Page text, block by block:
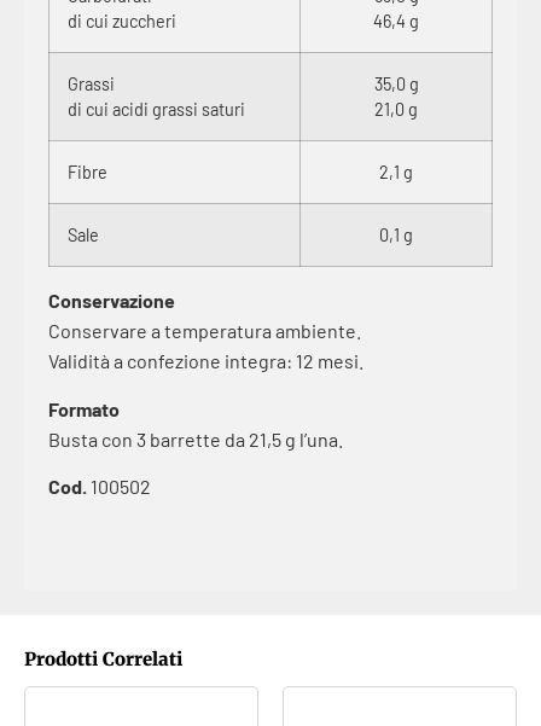
di cui zuccheri
46,4 g
Grassi
di cui acidi grassi saturi
35,0 g
21,0 g
Fibre 2,1 g
Sale 0,1 g
Conservazione
Conservare a temperatura ambiente.
Validità a confezione integra: 12 mesi.
Formato
Busta con 3 barrette da 21,5 g l’una.
Cod. 100502
Prodotti Correlati